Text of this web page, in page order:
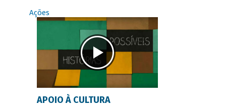
Ações
APOIO À CULTURA